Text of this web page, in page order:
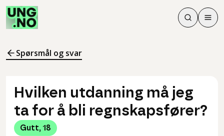
Søk
Søk
Meny
Spørsmål og svar
Hvilken utdanning må jeg
ta for å bli regnskapsfører?
Gutt, 18